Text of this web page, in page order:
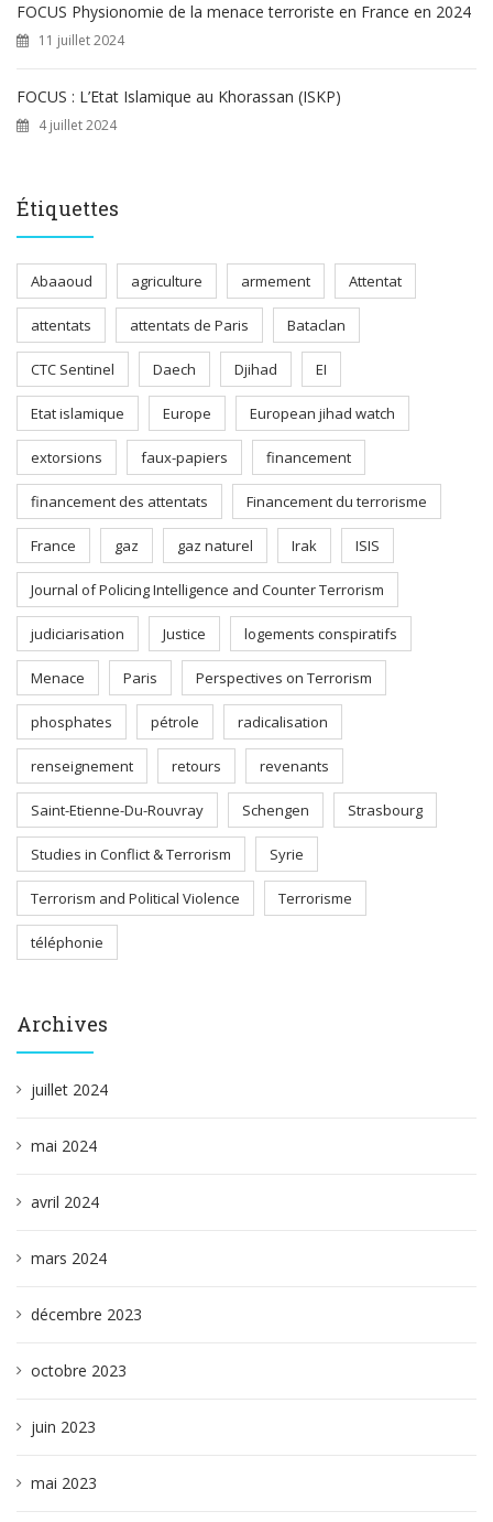
FOCUS Physionomie de la menace terroriste en France en 2024
11 juillet 2024
FOCUS : L’Etat Islamique au Khorassan (ISKP)
4 juillet 2024
Étiquettes
Abaaoud agriculture armement Attentat
attentats attentats de Paris Bataclan
CTC Sentinel Daech Djihad EI
Etat islamique Europe European jihad watch
extorsions faux-papiers financement
financement des attentats Financement du terrorisme
France gaz gaz naturel Irak ISIS
Journal of Policing Intelligence and Counter Terrorism
judiciarisation Justice logements conspiratifs
Menace Paris Perspectives on Terrorism
phosphates pétrole radicalisation
renseignement retours revenants
Saint-Etienne-Du-Rouvray Schengen Strasbourg
Studies in Conflict & Terrorism Syrie
Terrorism and Political Violence Terrorisme
téléphonie
Archives
juillet 2024
mai 2024
avril 2024
mars 2024
décembre 2023
octobre 2023
juin 2023
mai 2023